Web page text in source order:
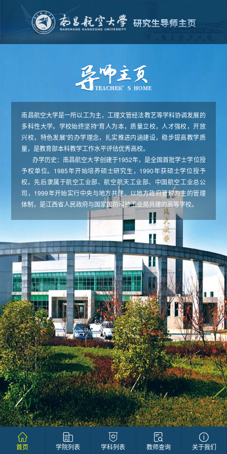
南昌航空大学是一所以工为主，工理文管经法教艺等学科协调发展的
多科性大学。学校始终坚持“育人为本，质量立校，人才强校，开放
兴校，特色发展”的办学理念，扎实推进内涵建设，稳步提高教学质
量，是教育部本科教学工作水平评估优秀高校。
办学历史：南昌航空大学创建于1952年，是全国首批学士学位授
予权单位。1985年开始培养硕士研究生，1990年获硕士学位授予
权。先后隶属于航空工业部、航空航天工业部、中国航空工业总公
司，1999年开始实行中央与地方共建、以地方政府管理为主的管理
体制，是江西省人民政府与国家国防科技工业局共建的高等学校。
首页 学院列表 学科列表 教师查询 关于我们